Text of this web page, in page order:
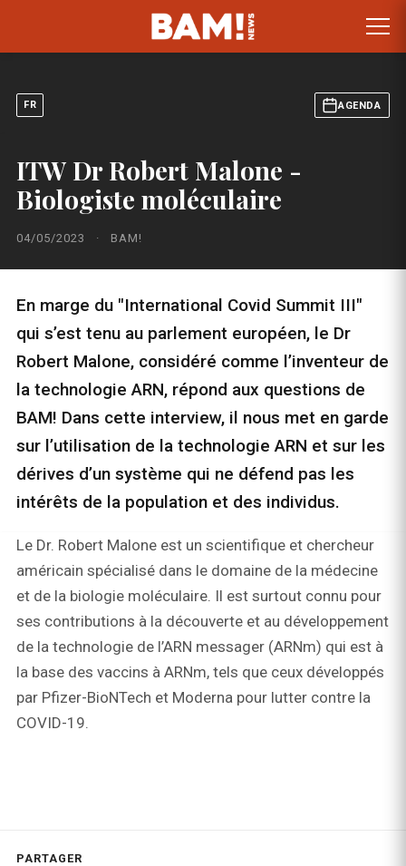
FR AGENDA
ITW Dr Robert Malone -
Biologiste moléculaire
04/05/2023 · BAM!
En marge du "International Covid Summit III"
qui s’est tenu au parlement européen, le Dr
Robert Malone, considéré comme l’inventeur de
la technologie ARN, répond aux questions de
BAM! Dans cette interview, il nous met en garde
sur l’utilisation de la technologie ARN et sur les
dérives d’un système qui ne défend pas les
intérêts de la population et des individus.
Le Dr. Robert Malone est un scientifique et chercheur
américain spécialisé dans le domaine de la médecine
et de la biologie moléculaire. Il est surtout connu pour
ses contributions à la découverte et au développement
de la technologie de l’ARN messager (ARNm) qui est à
la base des vaccins à ARNm, tels que ceux développés
par Pfizer-BioNTech et Moderna pour lutter contre la
COVID-19.
PARTAGER